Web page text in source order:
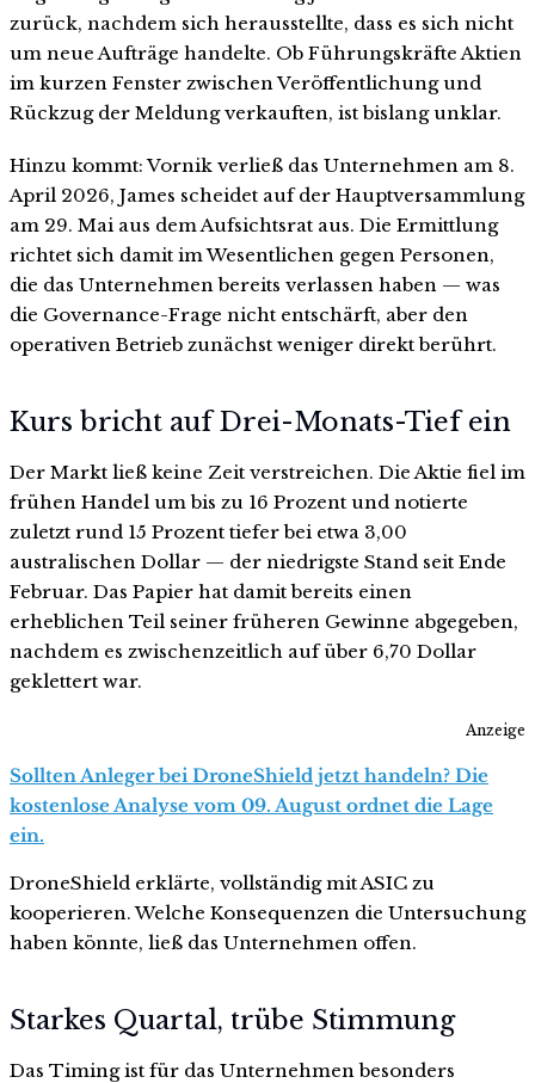
zurück, nachdem sich herausstellte, dass es sich nicht
um neue Aufträge handelte. Ob Führungskräfte Aktien
im kurzen Fenster zwischen Veröffentlichung und
Rückzug der Meldung verkauften, ist bislang unklar.
Hinzu kommt: Vornik verließ das Unternehmen am 8.
April 2026, James scheidet auf der Hauptversammlung
am 29. Mai aus dem Aufsichtsrat aus. Die Ermittlung
richtet sich damit im Wesentlichen gegen Personen,
die das Unternehmen bereits verlassen haben — was
die Governance-Frage nicht entschärft, aber den
operativen Betrieb zunächst weniger direkt berührt.
Kurs bricht auf Drei-Monats-Tief ein
Der Markt ließ keine Zeit verstreichen. Die Aktie fiel im
frühen Handel um bis zu 16 Prozent und notierte
zuletzt rund 15 Prozent tiefer bei etwa 3,00
australischen Dollar — der niedrigste Stand seit Ende
Februar. Das Papier hat damit bereits einen
erheblichen Teil seiner früheren Gewinne abgegeben,
nachdem es zwischenzeitlich auf über 6,70 Dollar
geklettert war.
Anzeige
Sollten Anleger bei DroneShield jetzt handeln? Die
kostenlose Analyse vom 09. August ordnet die Lage
ein.
DroneShield erklärte, vollständig mit ASIC zu
kooperieren. Welche Konsequenzen die Untersuchung
haben könnte, ließ das Unternehmen offen.
Starkes Quartal, trübe Stimmung
Das Timing ist für das Unternehmen besonders